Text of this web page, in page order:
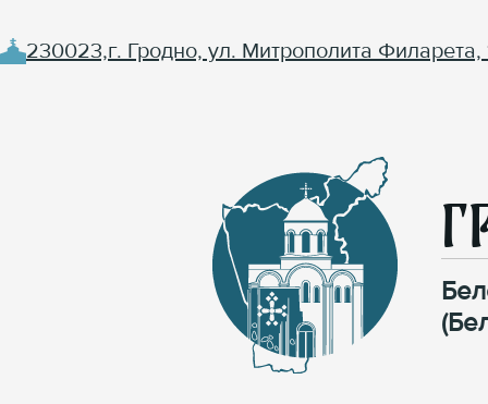
230023,г. Гродно, ул. Митрополита Филарета,